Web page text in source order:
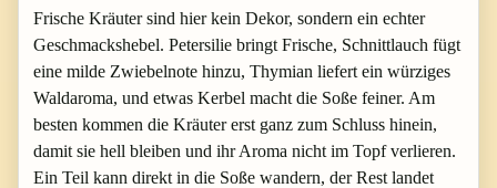
Frische Kräuter sind hier kein Dekor, sondern ein echter
Geschmackshebel. Petersilie bringt Frische, Schnittlauch fügt
eine milde Zwiebelnote hinzu, Thymian liefert ein würziges
Waldaroma, und etwas Kerbel macht die Soße feiner. Am
besten kommen die Kräuter erst ganz zum Schluss hinein,
damit sie hell bleiben und ihr Aroma nicht im Topf verlieren.
Ein Teil kann direkt in die Soße wandern, der Rest landet